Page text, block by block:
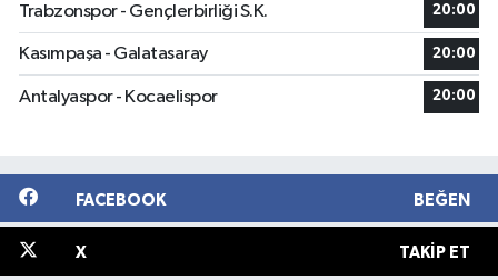
Trabzonspor - Gençlerbirliği S.K. 20:00
Kasımpaşa - Galatasaray 20:00
Antalyaspor - Kocaelispor 20:00
FACEBOOK BEĞEN
X TAKIP ET